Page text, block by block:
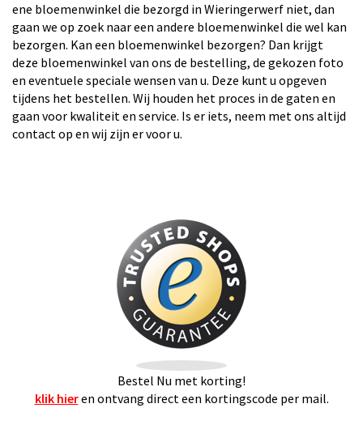
ene bloemenwinkel die bezorgd in Wieringerwerf niet, dan
gaan we op zoek naar een andere bloemenwinkel die wel kan
bezorgen. Kan een bloemenwinkel bezorgen? Dan krijgt
deze bloemenwinkel van ons de bestelling, de gekozen foto
en eventuele speciale wensen van u. Deze kunt u opgeven
tijdens het bestellen. Wij houden het proces in de gaten en
gaan voor kwaliteit en service. Is er iets, neem met ons altijd
contact op en wij zijn er voor u.
Bestel Nu met korting!
klik hieren ontvang direct een kortingscode per mail.